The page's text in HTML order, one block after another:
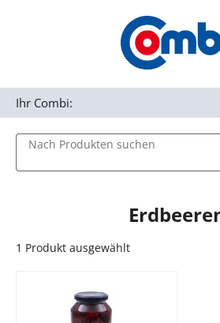
Zur Navigation springen
Nach Produkten suchen
Ihr Combi:
1 Produkt ausgewählt